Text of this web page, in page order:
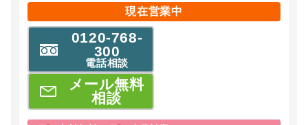
現在営業中
0120-768-
300
電話相談
メール無料
相談